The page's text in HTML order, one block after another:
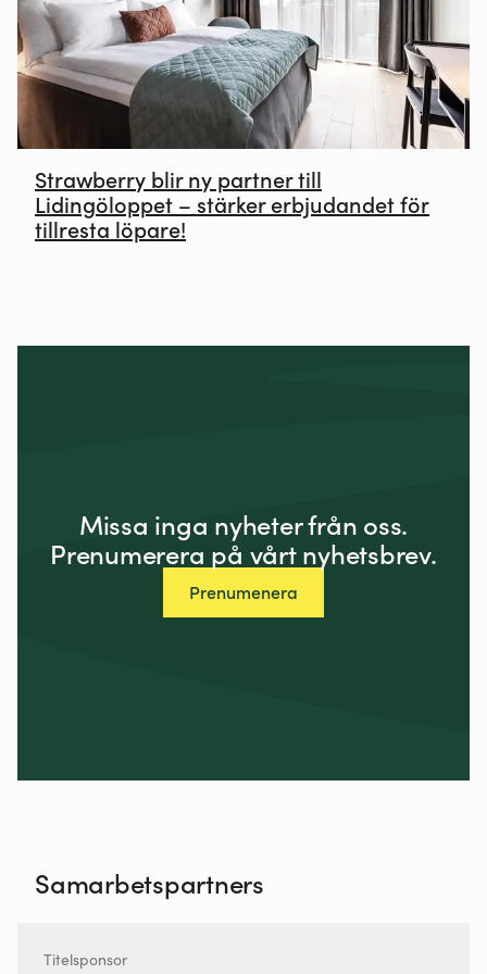
Strawberry blir ny partner till
Lidingöloppet – stärker erbjudandet för
tillresta löpare!
Missa inga nyheter från oss.
Prenumerera på vårt nyhetsbrev.
Prenumenera
Samarbetspartners
Titelsponsor